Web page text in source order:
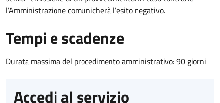
l’Amministrazione comunicherà l’esito negativo.
Tempi e scadenze
Durata massima del procedimento amministrativo: 90 giorni
Accedi al servizio